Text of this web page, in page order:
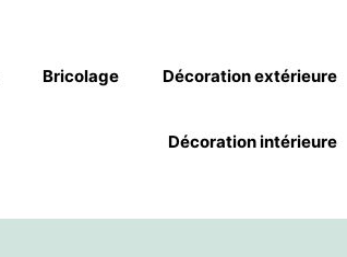
Bricolage Décoration extérieure
Décoration intérieure